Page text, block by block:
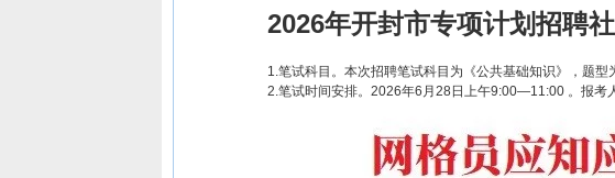
2026年开封市专项计划招聘
1.笔试科目。本次招聘笔试科目为《公共基础知识》，题型
2.笔试时间安排。2026年6月28日上午9:00—11:00 。报考